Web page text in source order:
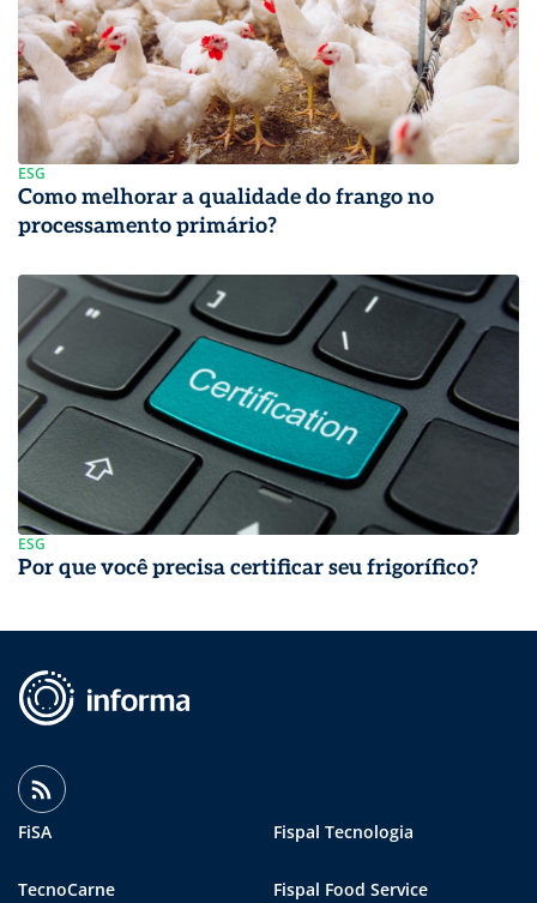
ESG
Como melhorar a qualidade do frango no
processamento primário?
ESG
Por que você precisa certificar seu frigorífico?
FiSA Fispal Tecnologia
TecnoCarne Fispal Food Service